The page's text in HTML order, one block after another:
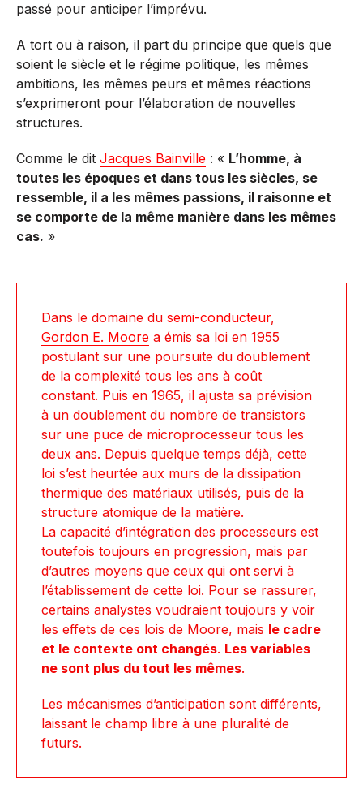
passé pour anticiper l’imprévu.
A tort ou à raison, il part du principe que quels que
soient le siècle et le régime politique, les mêmes
ambitions, les mêmes peurs et mêmes réactions
s’exprimeront pour l’élaboration de nouvelles
structures.
Comme le dit Jacques Bainville : « L’homme, à
toutes les époques et dans tous les siècles, se
ressemble, il a les mêmes passions, il raisonne et
se comporte de la même manière dans les mêmes
cas. »
Dans le domaine du semi-conducteur,
Gordon E. Moore a émis sa loi en 1955
postulant sur une poursuite du doublement
de la complexité tous les ans à coût
constant. Puis en 1965, il ajusta sa prévision
à un doublement du nombre de transistors
sur une puce de microprocesseur tous les
deux ans. Depuis quelque temps déjà, cette
loi s’est heurtée aux murs de la dissipation
thermique des matériaux utilisés, puis de la
structure atomique de la matière.
La capacité d’intégration des processeurs est
toutefois toujours en progression, mais par
d’autres moyens que ceux qui ont servi à
l’établissement de cette loi. Pour se rassurer,
certains analystes voudraient toujours y voir
les effets de ces lois de Moore, mais le cadre
et le contexte ont changés. Les variables
ne sont plus du tout les mêmes.
Les mécanismes d’anticipation sont différents,
laissant le champ libre à une pluralité de
futurs.